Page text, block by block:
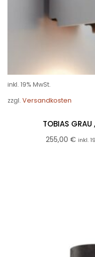
inkl. 19% MwSt.
zzgl. Versandkosten
TOBIAS
255,00 € inkl.